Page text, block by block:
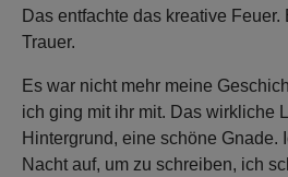
Das entfachte das kreative
Trauer.
Es war nicht mehr meine
ich ging mit ihr mit. Das wirkliche
Hintergrund, eine schöne Gnade.
Nacht auf, um zu schreiben, ich